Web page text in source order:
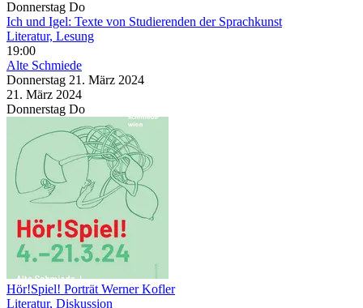
Donnerstag Do
Ich und Igel: Texte von Studierenden der Sprachkunst
Literatur, Lesung
19:00
Alte Schmiede
Donnerstag 21. März 2024
21. März 2024
Donnerstag Do
Hör!Spiel! Porträt Werner Kofler
Literatur, Diskussion